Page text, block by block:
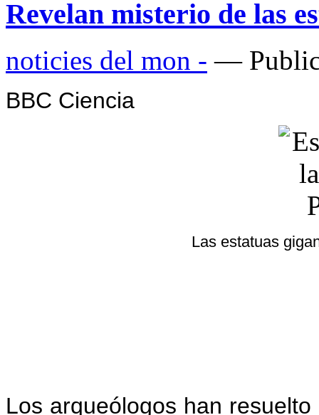
Revelan misterio de las
noticies del mon - —
BBC Ciencia
Las estatuas
Los arqueólogos han